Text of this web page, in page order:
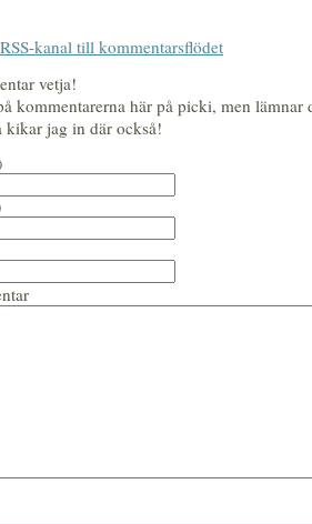
RSS-kanal till kommentarsflödet
vetja!
kommentarerna här på picki, men lämnar
kikar jag in där också!